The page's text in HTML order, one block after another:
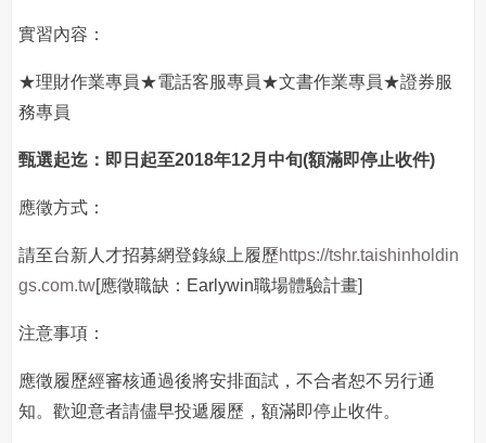
實習內容：
★理財作業專員★電話客服專員★文書作業專員★證券服
務專員
甄選起迄：即日起至2018年12月中旬(額滿即停止收件)
應徵方式：
請至台新人才招募網登錄線上履歷https://tshr.taishinholdin
gs.com.tw[應徵職缺：Earlywin職場體驗計畫]
注意事項：
應徵履歷經審核通過後將安排面試，不合者恕不另行通
知。歡迎意者請儘早投遞履歷，額滿即停止收件。